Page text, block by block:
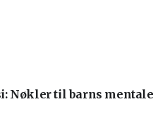
Nøkler til barns mentale